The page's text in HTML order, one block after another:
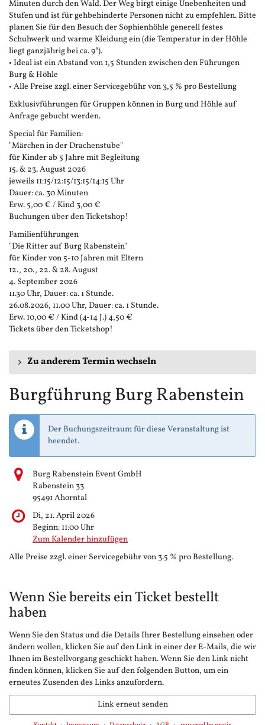
Minuten durch den Wald. Der Weg birgt einige Unebenheiten und
Stufen und ist für gehbehinderte Personen nicht zu empfehlen. Bitte
planen Sie für den Besuch der Sophienhöhle generell festes
Schuhwerk und warme Kleidung ein (die Temperatur in der Höhle
liegt ganzjährig bei ca. 9°).
• Ideal ist ein Abstand von 1,5 Stunden zwischen den Führungen
Burg & Höhle
• Alle Preise zzgl. einer Servicegebühr von 3,5 % pro Bestellung
Exklusivführungen für Gruppen können in Burg und Höhle auf
Anfrage gebucht werden.
Special für Familien:
"Märchen in der Drachenstube"
für Kinder ab 5 Jahre mit Begleitung
15. & 23. August 2026
jeweils 11:15/12:15/13:15/14:15 Uhr
Dauer: ca. 30 Minuten
Erw. 5,00 € / Kind 3,00 €
Buchungen über den Ticketshop!
Familienführungen
"Die Ritter auf Burg Rabenstein"
für Kinder von 5-10 Jahren mit Eltern
12., 20., 22. & 28. August
4. September 2026
11.30 Uhr, Dauer: ca. 1 Stunde.
26.08.2026, 11.00 Uhr, Dauer: ca. 1 Stunde.
Erw. 10,00 € / Kind (4-14 J.) 4,50 €
Tickets über den Ticketshop!
Zu anderem Termin wechseln
Burgführung Burg Rabenstein
Der Buchungszeitraum für diese Veranstaltung ist
beendet.
Burg Rabenstein Event GmbH
Rabenstein 33
95491 Ahorntal
Di, 21. April 2026
Beginn: 11:00Uhr
Zum Kalender hinzufügen
Alle Preise zzgl. einer Servicegebühr von 3.5 % pro Bestellung.
Wenn Sie bereits ein Ticket bestellt
haben
Wenn Sie den Status und die Details Ihrer Bestellung einsehen oder
ändern wollen, klicken Sie auf den Link in einer der E-Mails, die wir
Ihnen im Bestellvorgang geschickt haben. Wenn Sie den Link nicht
finden können, klicken Sie auf den folgenden Button, um ein
erneutes Zusenden des Links anzufordern.
Link erneut senden